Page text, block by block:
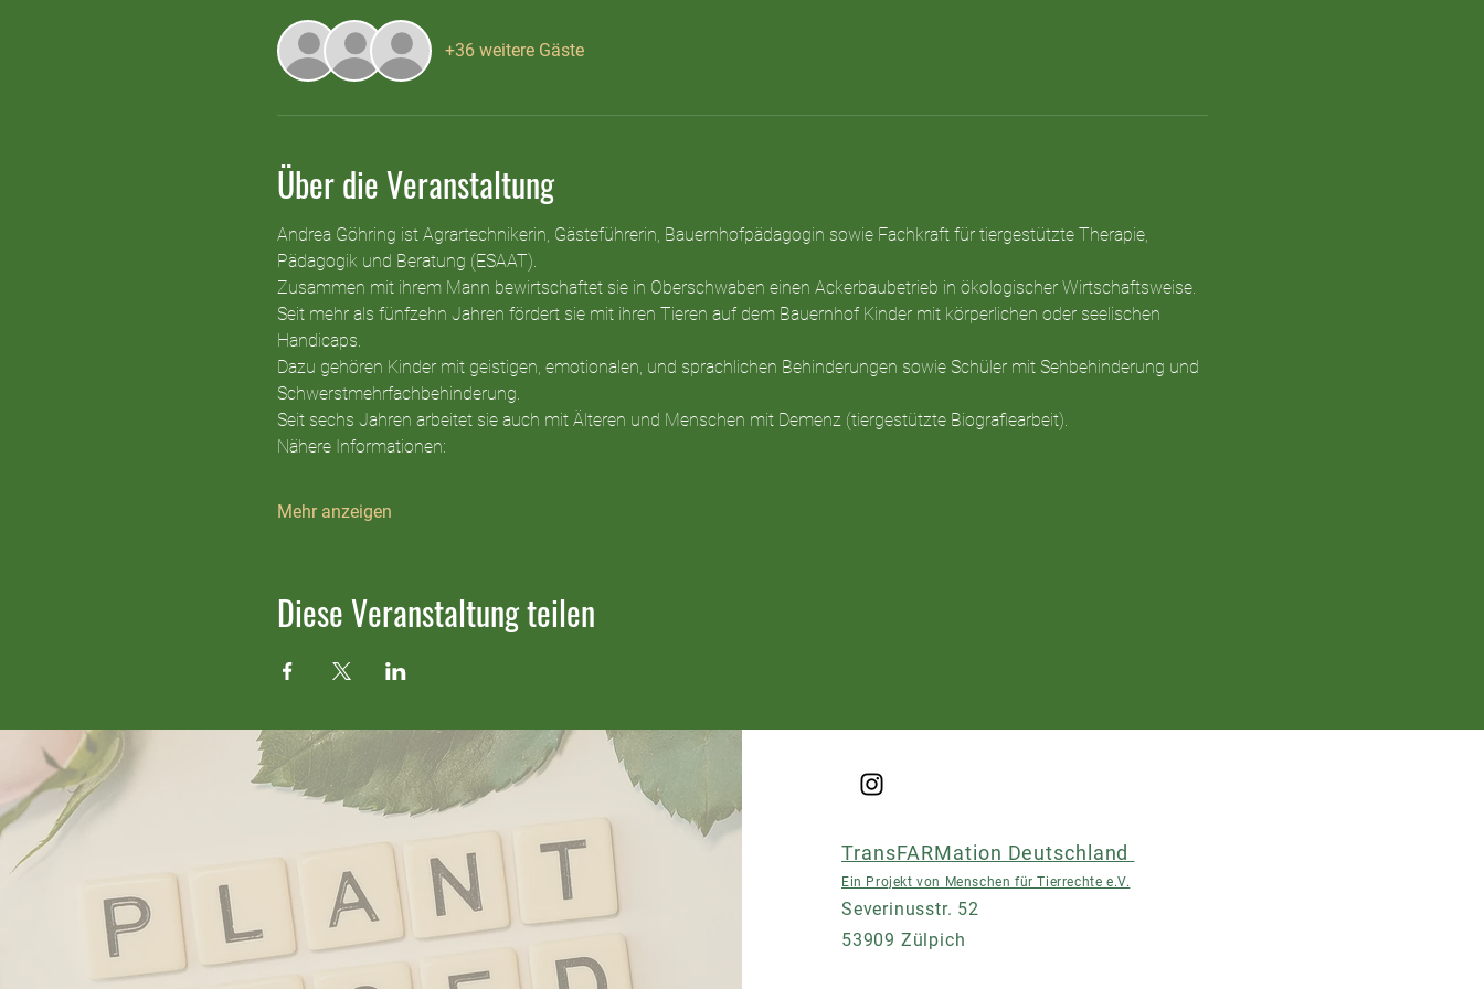
+36 weitere Gäste
Über die Veranstaltung
Andrea Göhring ist Agrartechnikerin, Gästeführerin, Bauernhofpädagogin sowie Fachkraft für tiergestützte Therapie,
Pädagogik und Beratung (ESAAT).
Zusammen mit ihrem Mann bewirtschaftet sie in Oberschwaben einen Ackerbaubetrieb in ökologischer Wirtschaftsweise.
Seit mehr als fünfzehn Jahren fördert sie mit ihren Tieren auf dem Bauernhof Kinder mit körperlichen oder seelischen
Handicaps.
Dazu gehören Kinder mit geistigen, emotionalen, und sprachlichen Behinderungen sowie Schüler mit Sehbehinderung und
Schwerstmehrfachbehinderung.
Seit sechs Jahren arbeitet sie auch mit Älteren und Menschen mit Demenz (tiergestützte Biografiearbeit).
Nähere Informationen:
Mehr anzeigen
Diese Veranstaltung teilen
TransFARMation Deutschland
Ein Projekt von Menschen für Tierrechte e.V.
Severinusstr. 52
53909 Zülpich